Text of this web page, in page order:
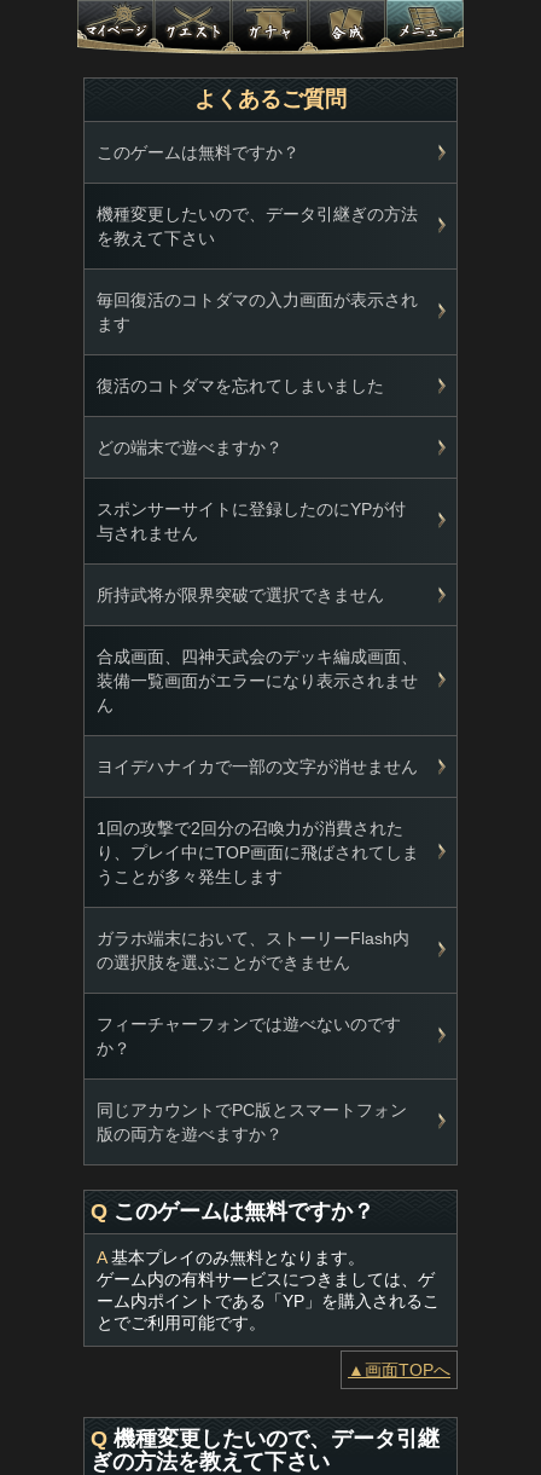
よくあるご質問
このゲームは無料ですか？
機種変更したいので、データ引継ぎの方法
を教えて下さい
毎回復活のコトダマの入力画面が表示され
ます
復活のコトダマを忘れてしまいました
どの端末で遊べますか？
スポンサーサイトに登録したのにYPが付
与されません
所持武将が限界突破で選択できません
合成画面、四神天武会のデッキ編成画面、
装備一覧画面がエラーになり表示されませ
ん
ヨイデハナイカで一部の文字が消せません
1回の攻撃で2回分の召喚力が消費された
り、プレイ中にTOP画面に飛ばされてしま
うことが多々発生します
ガラホ端末において、ストーリーFlash内
の選択肢を選ぶことができません
フィーチャーフォンでは遊べないのです
か？
同じアカウントでPC版とスマートフォン
版の両方を遊べますか？
Q このゲームは無料ですか？
A基本プレイのみ無料となります。
ゲーム内の有料サービスにつきましては、ゲ
ーム内ポイントである「YP」を購入されるこ
とでご利用可能です。
▲画面TOPへ
Q 機種変更したいので、データ引継
ぎの方法を教えて下さい